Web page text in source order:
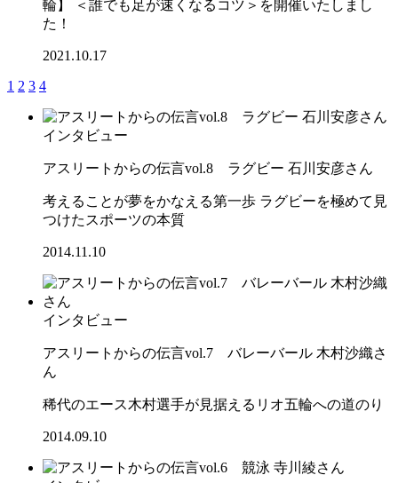
輪】 ＜誰でも足が速くなるコツ＞を開催いたしまし
た！
2021.10.17
1 2 3 4
インタビュー
アスリートからの伝言vol.8 ラグビー 石川安彦さん
考えることが夢をかなえる第一歩 ラグビーを極めて見
つけたスポーツの本質
2014.11.10
インタビュー
アスリートからの伝言vol.7 バレーバール 木村沙織さ
ん
稀代のエース木村選手が見据えるリオ五輪への道のり
2014.09.10